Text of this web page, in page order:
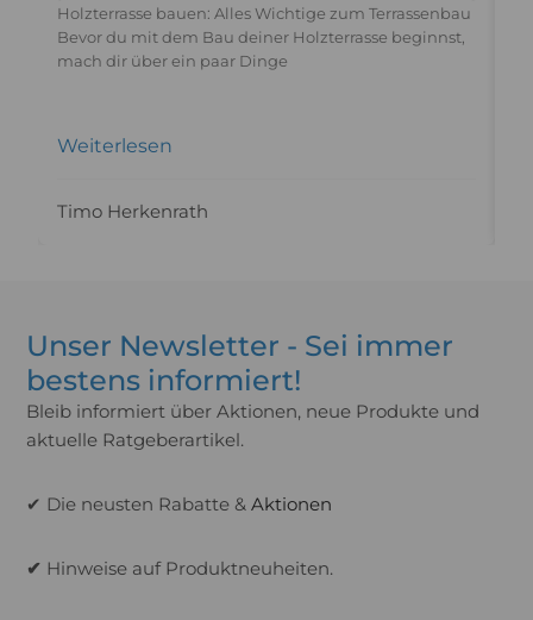
Holzterrasse bauen: Alles Wichtige zum Terrassenbau
Bevor du mit dem Bau deiner Holzterrasse beginnst,
mach dir über ein paar Dinge
Weiterlesen
Timo Herkenrath
Unser Newsletter - Sei immer
bestens informiert!
Bleib informiert über Aktionen, neue Produkte und
aktuelle Ratgeberartikel.
✔ Die neusten Rabatte &Aktionen
✔ Hinweise auf Produktneuheiten.